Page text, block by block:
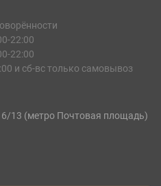
22:00
22:00
и сб-вс только самовывоз
6/13 (метро Почтовая площадь)